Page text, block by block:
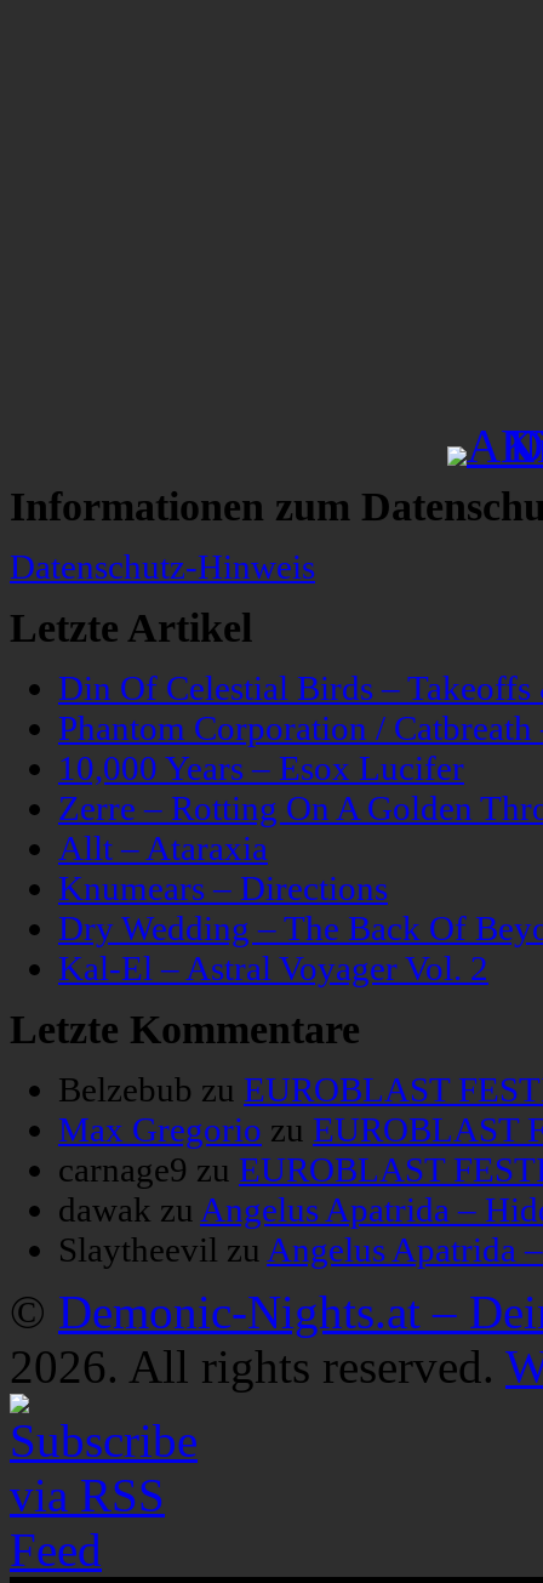
Informationen zum
Datenschutz-Hinweis
Letzte Artikel
Din Of Celestial Birds –
Phantom Corporation /
10,000 Years – Esox Lucifer
Zerre – Rotting On A Golden
Allt – Ataraxia
Knumears – Directions
Dry Wedding – The Back Of
Kal-El – Astral Voyager Vol. 2
Letzte Kommentare
Belzebub zu EUROBLAST
Max Gregorio zu EUROBLAST
carnage9 zu EUROBLAST
dawak zu Angelus Apatrida –
Slaytheevil zu Angelus Apatrida
© Demonic-Nights.at –
2026. All rights reserved.